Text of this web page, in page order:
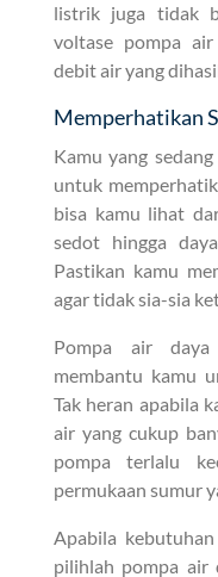
listrik juga tidak
voltase pompa
debit air yang
Memperhatikan
Kamu yang
untuk
bisa kamu lihat
sedot hingga
Pastikan kamu
agar tidak sia-sia
Pompa air
membantu kamu
Tak heran apabila
air yang cukup
pompa terlalu
permukaan sumur
Apabila
pilihlah pompa air